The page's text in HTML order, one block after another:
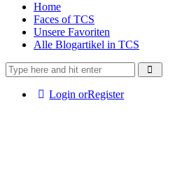
Home
Faces of TCS
Unsere Favoriten
Alle Blogartikel in TCS
Login orRegister